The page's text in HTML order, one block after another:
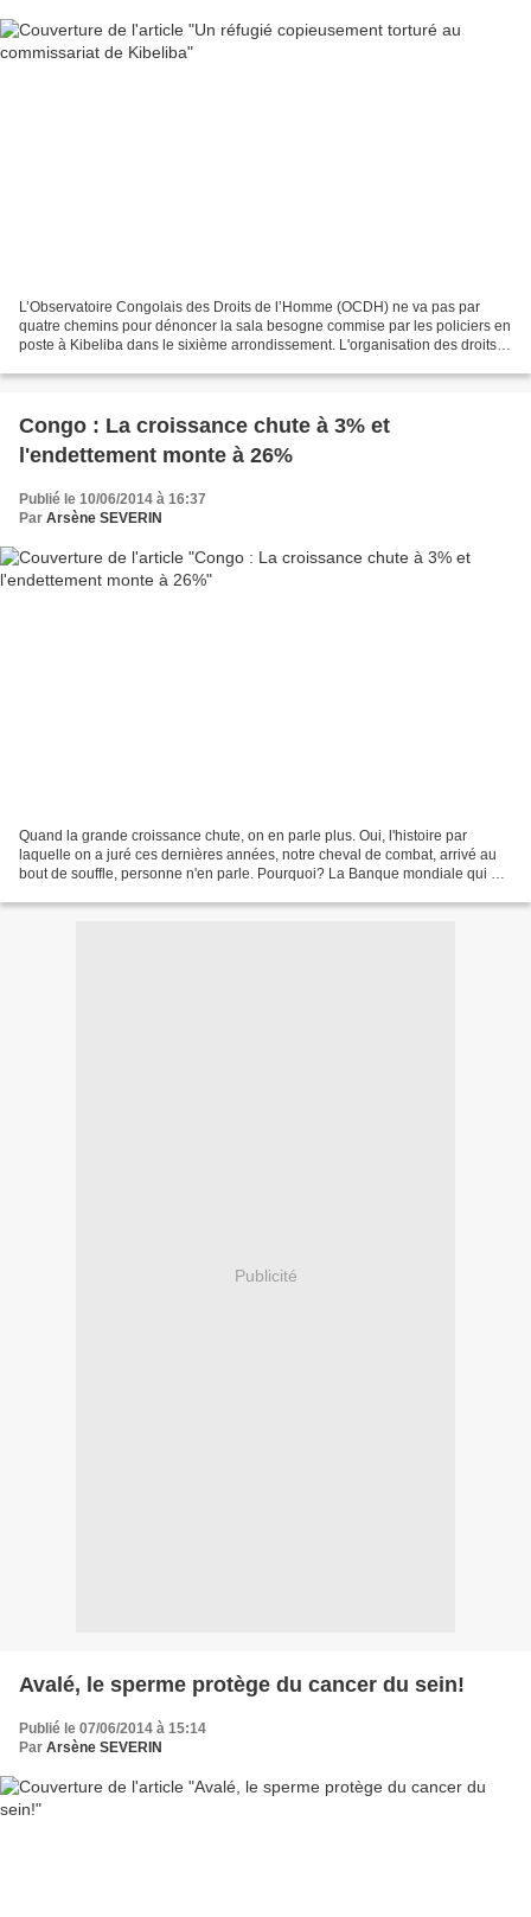
L’Observatoire Congolais des Droits de l’Homme (OCDH) ne va pas par
quatre chemins pour dénoncer la sala besogne commise par les policiers en
poste à Kibeliba dans le sixième arrondissement. L'organisation des droits
Congo : La croissance chute à 3% et
l'endettement monte à 26%
Publié le 10/06/2014 à 16:37
Par Arsène SEVERIN
Quand la grande croissance chute, on en parle plus. Oui, l'histoire par
laquelle on a juré ces dernières années, notre cheval de combat, arrivé au
bout de souffle, personne n'en parle. Pourquoi? La Banque mondiale qui a
Publicité
Avalé, le sperme protège du cancer du sein!
Publié le 07/06/2014 à 15:14
Par Arsène SEVERIN